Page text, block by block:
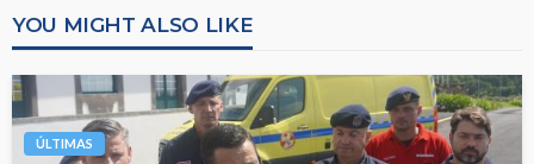
YOU MIGHT ALSO LIKE
ÚLTIMAS